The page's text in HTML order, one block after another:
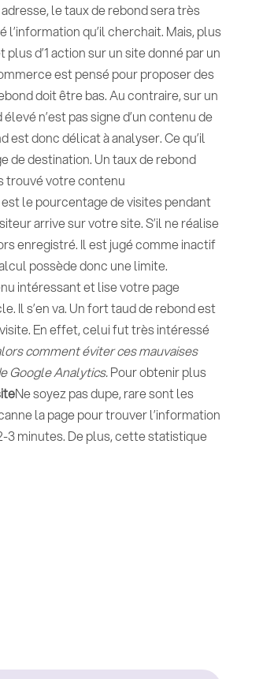
le taux de rebond sera très
qu’il cherchait. Mais, plus
d’1 action sur un site donné par un
est pensé pour proposer des
doit être bas. Au contraire, sur un
n’est pas signe d’un contenu de
est donc délicat à analyser. Ce qu’il
de destination. Un taux de rebond
trouvé votre contenu
le pourcentage de visites pendant
arrive sur votre site. S’il ne réalise
enregistré. Il est jugé comme inactif
possède donc une limite.
intéressant et lise votre page
Il s’en va. Un fort taud de rebond est
En effet, celui fut très intéressé
comment éviter ces mauvaises
Google Analytics.Pour obtenir plus
Ne soyez pas dupe, rare sont les
la page pour trouver l’information
3 minutes. De plus, cette statistique